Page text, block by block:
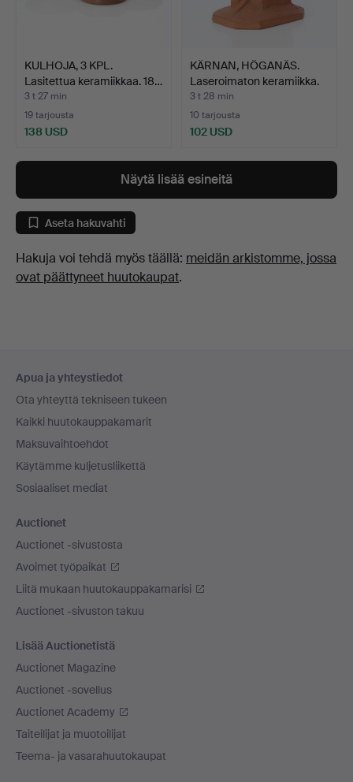
KULHOJA, 3 KPL.
Lasitettua keramiikkaa. 18…
3 t 27 min
19 tarjousta
138 USD
KÄRNAN, HÖGANÄS.
Laseroimaton keramiikka.
…
3 t 28 min
10 tarjousta
102 USD
Näytä lisää esineitä
Aseta hakuvahti
Hakuja voi tehdä myös täällä: meidän arkistomme, jossa
ovat päättyneet huutokaupat.
Apua ja yhteystiedot
Ota yhteyttä tekniseen tukeen
Kaikki huutokauppakamarit
Maksuvaihtoehdot
Käytämme kuljetusliikettä
Sosiaaliset mediat
Auctionet
Auctionet -sivustosta
Avoimet työpaikat
Liitä mukaan huutokauppakamarisi
Auctionet -sivuston takuu
Lisää Auctionetistä
Auctionet Magazine
Auctionet -sovellus
Auctionet Academy
Taiteilijat ja muotoilijat
Teema- ja vasarahuutokaupat